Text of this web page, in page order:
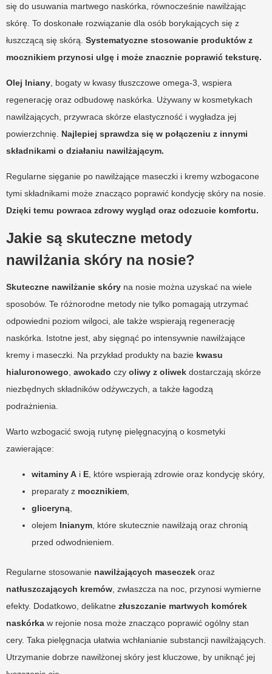
się do usuwania martwego naskórka, równocześnie nawilżając
skórę. To doskonałe rozwiązanie dla osób borykających się z
łuszczącą się skórą. Systematyczne stosowanie produktów z
mocznikiem przynosi ulgę i może znacznie poprawić teksturę.
Olej lniany , bogaty w kwasy tłuszczowe omega-3, wspiera
regenerację oraz odbudowę naskórka. Używany w kosmetykach
nawilżających, przywraca skórze elastyczność i wygładza jej
powierzchnię. Najlepiej sprawdza się w połączeniu z innymi
składnikami o działaniu nawilżającym.
Regularne sięganie po nawilżające maseczki i kremy wzbogacone
tymi składnikami może znacząco poprawić kondycję skóry na nosie.
Dzięki temu powraca zdrowy wygląd oraz odczucie komfortu.
Jakie są skuteczne metody
nawilżania skóry na nosie?
Skuteczne nawilżanie skóry na nosie można uzyskać na wiele
sposobów. Te różnorodne metody nie tylko pomagają utrzymać
odpowiedni poziom wilgoci, ale także wspierają regenerację
naskórka. Istotne jest, aby sięgnąć po intensywnie nawilżające
kremy i maseczki. Na przykład produkty na bazie kwasu
hialuronowego awokado czy oliwy z oliwek dostarczają skórze
niezbędnych składników odżywczych, a także łagodzą
podrażnienia.
Warto wzbogacić swoją rutynę pielęgnacyjną o kosmetyki
zawierające:
witaminy A i E , które wspierają zdrowie oraz kondycję skóry,
preparaty z mocznikiem
gliceryną
olejem lnianym , które skutecznie nawilżają oraz chronią
przed odwodnieniem.
Regularne stosowanie nawilżających maseczek oraz
natłuszczających kremów , zwłaszcza na noc, przynosi wymierne
efekty. Dodatkowo, delikatne złuszczanie martwych komórek
naskórka w rejonie nosa może znacząco poprawić ogólny stan
cery. Taka pielęgnacja ułatwia wchłanianie substancji nawilżających.
Utrzymanie dobrze nawilżonej skóry jest kluczowe, by uniknąć jej